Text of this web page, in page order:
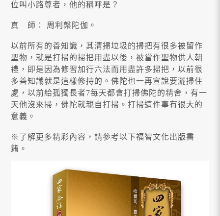
位叫小路尊者，他的稱呼是？
真 師： 周利槃陀伽。
以前所有的善知識，其清掃垃圾的掃把有很多被留作
聖物，就是打掃的掃把用盡以後，被當作聖物供人朝
禮，即是因為修習加行六法而用盡許多掃把，以前很
多善知識就是這樣修持的。佛陀也一再宣說要灑掃住
處，以前給孤獨長者7每天都會打掃佛陀的精舍，有一
天他沒來掃，佛陀就親自打掃。打掃這件事有很大的
意義。
※了解更多精彩內容，請參考以下福智文化出版書
籍。